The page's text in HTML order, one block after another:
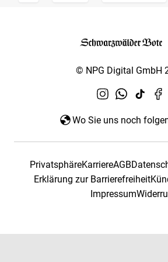
© NPG Digital GmbH
Wo Sie uns noch
PrivatsphäreKarriereAGB
Erklärung zur Barrierefreiheit
Impressum